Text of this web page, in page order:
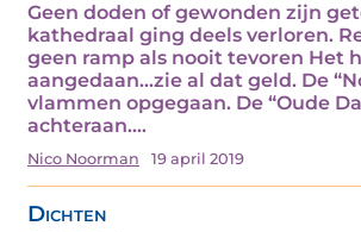
Geen doden of gewonden zijn
kathedraal ging deels verloren.
geen ramp als nooit tevoren Het
aangedaan...zie al dat geld. De
vlammen opgegaan. De “Oude
achteraan.…
Nico Noorman 19 april 2019
Dichten